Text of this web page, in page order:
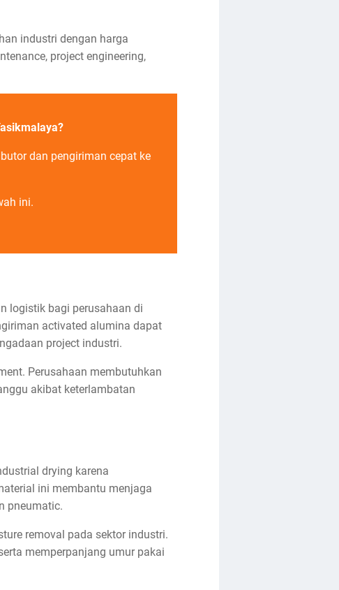
industri dengan harga
project engineering,
dan pengiriman cepat ke
ini.
logistik bagi perusahaan di
activated alumina dapat
project industri.
Perusahaan membutuhkan
akibat keterlambatan
drying karena
ini membantu menjaga
pneumatic.
removal pada sektor industri.
memperpanjang umur pakai